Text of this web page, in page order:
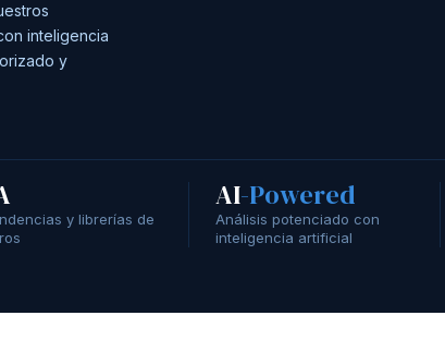
inteligencia
y
y librerías de
AI-Powered
Análisis potenciado con
inteligencia artificial